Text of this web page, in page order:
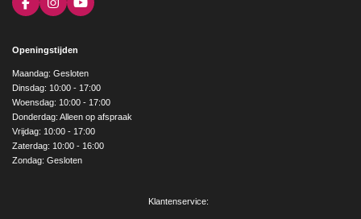
F
a
b
o
k
I
n
a
g
r
a
m
Y
o
e
Openingstijden
Maandag: Gesloten
Dinsdag: 10:00 - 17:00
Woensdag: 10:00 - 17:00
Donderdag: Alleen op afspraak
Vrijdag: 10:00 - 17:00
Zaterdag: 10:00 - 16:00
Zondag: Gesloten
Klantenservice: